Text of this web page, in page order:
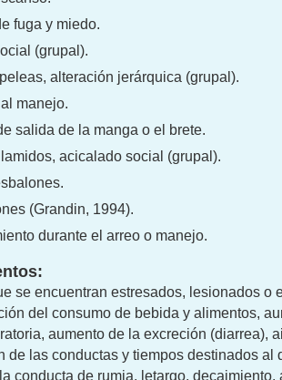
fuga y miedo.
(grupal).
alteración jerárquica (grupal).
manejo.
salida de la manga o el brete.
acicalado social (grupal).
(Grandin, 1994).
durante el arreo o manejo.
se encuentran estresados, lesionados o
del consumo de bebida y alimentos,
aumento de la excreción (diarrea),
de las conductas y tiempos destinados al
conducta de rumia, letargo, decaimiento,